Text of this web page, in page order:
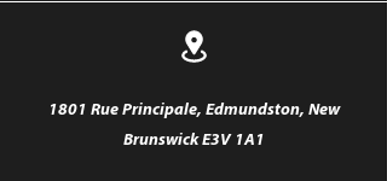
1801 Rue Principale, Edmundston, New
Brunswick E3V 1A1